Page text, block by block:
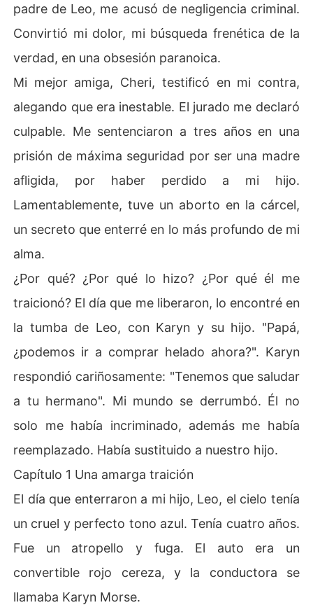
padre de Leo, me acusó de negligencia criminal.
Convirtió mi dolor, mi búsqueda frenética de la
verdad, en una obsesión paranoica.
Mi mejor amiga, Cheri, testificó en mi contra,
alegando que era inestable. El jurado me declaró
culpable. Me sentenciaron a tres años en una
prisión de máxima seguridad por ser una madre
afligida, por haber perdido a mi hijo.
Lamentablemente, tuve un aborto en la cárcel,
un secreto que enterré en lo más profundo de mi
alma.
¿Por qué? ¿Por qué lo hizo? ¿Por qué él me
traicionó? El día que me liberaron, lo encontré en
la tumba de Leo, con Karyn y su hijo. "Papá,
¿podemos ir a comprar helado ahora?". Karyn
respondió cariñosamente: "Tenemos que saludar
a tu hermano". Mi mundo se derrumbó. Él no
solo me había incriminado, además me había
reemplazado. Había sustituido a nuestro hijo.
Capítulo 1 Una amarga traición
El día que enterraron a mi hijo, Leo, el cielo tenía
un cruel y perfecto tono azul. Tenía cuatro años.
Fue un atropello y fuga. El auto era un
convertible rojo cereza, y la conductora se
llamaba Karyn Morse.